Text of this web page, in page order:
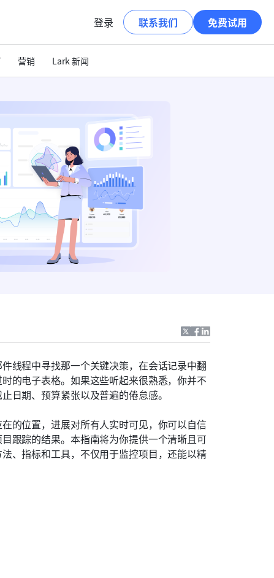
登录 联系我们 免费试用
营销 Lark 新闻
线程中寻找那一个关键决策，在会话记录中翻
的电子表格。如果这些听起来很熟悉，你并不
日期、预算紧张以及普遍的倦怠感。
的位置，进展对所有人实时可见，你可以自信
跟踪的结果。本指南将为你提供一个清晰且可
、指标和工具，不仅用于监控项目，还能以精